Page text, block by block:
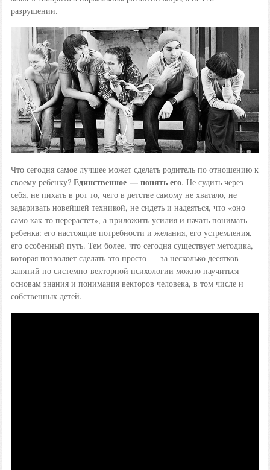
разрушении.
Что сегодня самое лучшее может сделать родитель по отношению к
своему ребенку? Единственное — понять его. Не судить через
себя, не пихать в рот то, чего в детстве самому не хватало, не
задаривать новейшей техникой, не сидеть и надеяться, что «оно
само как-то перерастет», а приложить усилия и начать понимать
ребенка: его настоящие потребности и желания, его устремления,
его особенный путь. Тем более, что сегодня существует методика,
которая позволяет сделать это просто — за несколько десятков
занятий по системно-векторной психологии можно научиться
основам знания и понимания векторов человека, в том числе и
собственных детей.